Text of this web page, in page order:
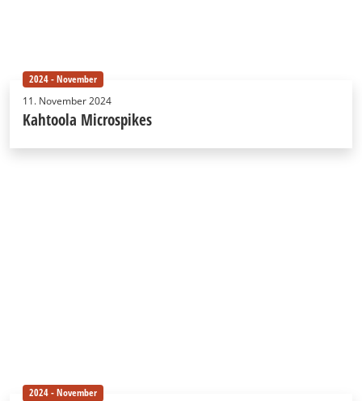
2024 - November
11. November 2024
Kahtoola Microspikes
2024 - November